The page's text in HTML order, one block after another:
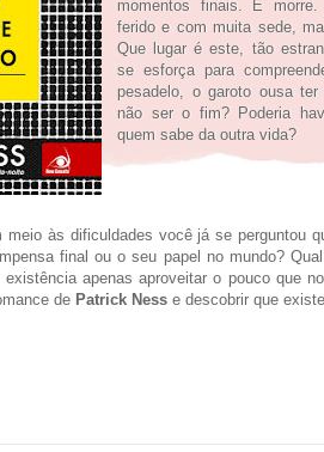
momentos finais. E
ferido e com muita sede,
Que lugar é este, tão
se esforça para
pesadelo, o garoto ousa
não ser o fim? Poderia
quem sabe da outra vida?
meio às dificuldades você já se perguntou
final ou o seu papel no mundo?
apenas aproveitar o pouco que
de Patrick Ness e descobrir que